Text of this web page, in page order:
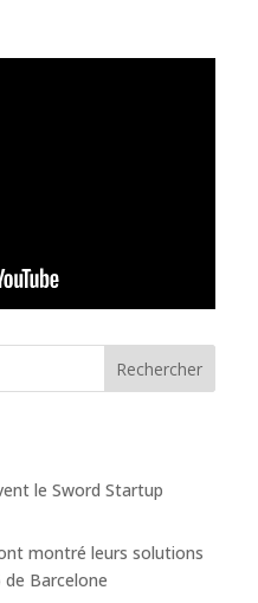
le Sword Startup
montré leurs solutions
Barcelone